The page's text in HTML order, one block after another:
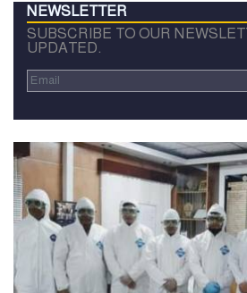
NEWSLETTER
SUBSCRIBE TO OUR
UPDATED.